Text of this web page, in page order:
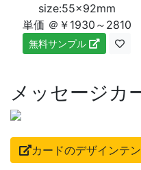
size:55×92mm
単価 ＠￥1930～2810
無料サンプル
メッセージカ
カードのデザインテ